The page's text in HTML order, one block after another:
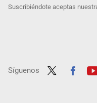
Suscribiéndote aceptas
Síguenos